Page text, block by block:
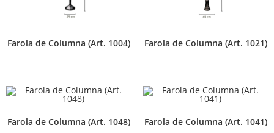
Farola de Columna (Art. 1004) Farola de Columna (Art. 1021)
Farola de Columna (Art. 1048) Farola de Columna (Art. 1041)